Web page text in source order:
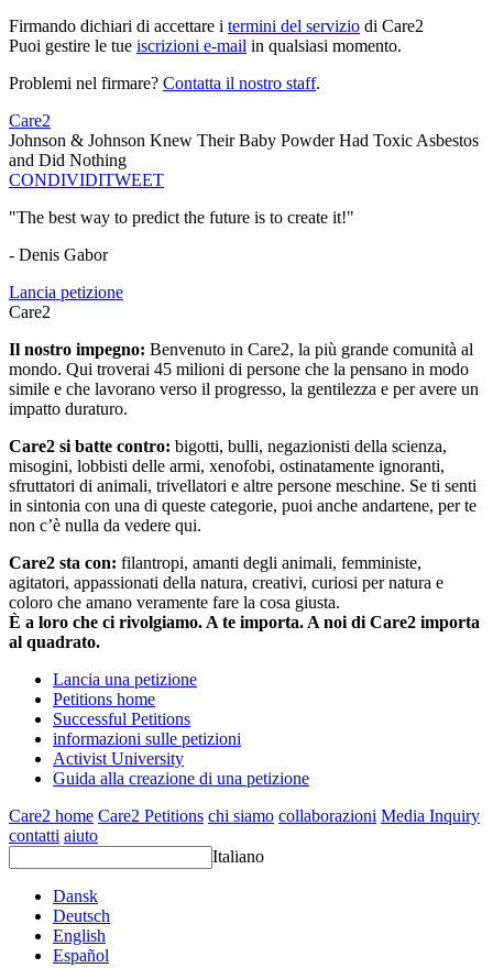
Firmando dichiari di accettare i termini del servizio di Care2
Puoi gestire le tue iscrizioni e-mail in qualsiasi momento.
Problemi nel firmare? Contatta il nostro staff.
Care2
Johnson & Johnson Knew Their Baby Powder Had Toxic Asbestos
and Did Nothing
CONDIVIDITWEET
"The best way to predict the future is to create it!"
- Denis Gabor
Lancia petizione
Care2
Il nostro impegno: Benvenuto in Care2, la più grande comunità al
mondo. Qui troverai 45 milioni di persone che la pensano in modo
simile e che lavorano verso il progresso, la gentilezza e per avere un
impatto duraturo.
Care2 si batte contro: bigotti, bulli, negazionisti della scienza,
misogini, lobbisti delle armi, xenofobi, ostinatamente ignoranti,
sfruttatori di animali, trivellatori e altre persone meschine. Se ti senti
in sintonia con una di queste categorie, puoi anche andartene, per te
non c’è nulla da vedere qui.
Care2 sta con: filantropi, amanti degli animali, femministe,
agitatori, appassionati della natura, creativi, curiosi per natura e
coloro che amano veramente fare la cosa giusta.
È a loro che ci rivolgiamo. A te importa. A noi di Care2 importa
al quadrato.
Lancia una petizione
Petitions home
Successful Petitions
informazioni sulle petizioni
Activist University
Guida alla creazione di una petizione
Care2 home Care2 Petitions chi siamo collaborazioni Media Inquiry
contatti aiuto
Italiano
Dansk
Deutsch
English
Español